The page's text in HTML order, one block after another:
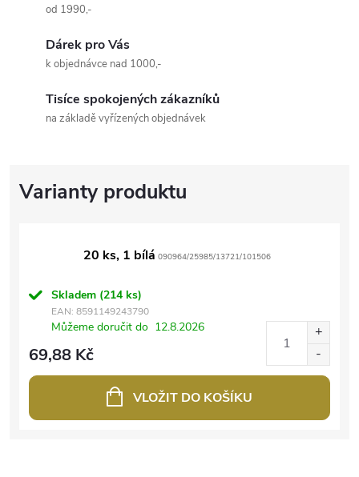
od 1990,-
Dárek pro Vás
k objednávce nad 1000,-
Tisíce spokojených zákazníků
na základě vyřízených objednávek
20 ks, 1 bílá 090964/25985/13721/101506
Skladem (214 ks)
EAN: 8591149243790
Můžeme doručit do 12.8.2026
69,88 Kč
VLOŽIT DO KOŠÍKU